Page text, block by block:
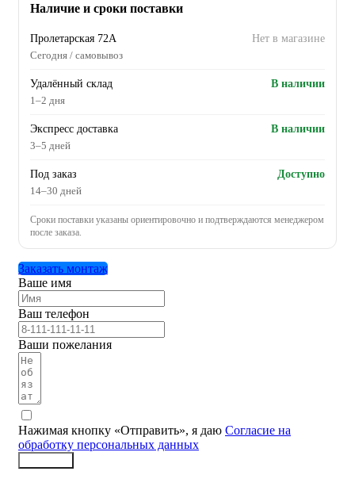
Наличие и сроки поставки
Пролетарская 72А
Нет в магазине
Сегодня / самовывоз
Удалённый склад
В наличии
1–2 дня
Экспресс доставка
В наличии
3–5 дней
Под заказ
Доступно
14–30 дней
Сроки поставки указаны ориентировочно и подтверждаются менеджером
после заказа.
Заказать монтаж
Ваше имя
Ваш телефон
Ваши пожелания
Нажимая кнопку «Отправить», я даю Согласие на
обработку персональных данных